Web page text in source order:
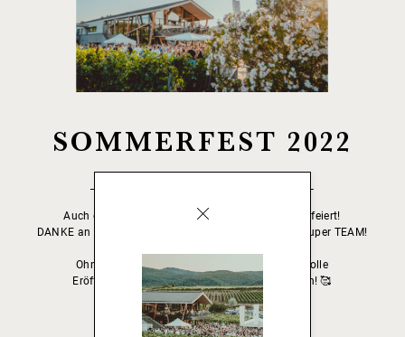
SOMMERFEST 2022
– Sommerfest im WEINWERK REINHARDT –
Auch dieses Jahr haben wir wieder ordentlich gefeiert!
DANKE an alle die da waren und natürlich an unser super TEAM!
Ohne EUCH wäre dieses überwältigende und tolle
Eröffnungswochenende nicht möglich gewesen! 🥰
DANKESCHÖN